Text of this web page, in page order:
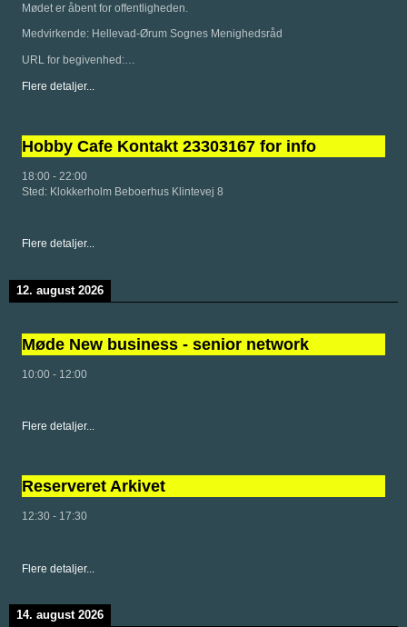
Mødet er åbent for offentligheden.
Medvirkende: Hellevad-Ørum Sognes Menighedsråd
URL for begivenhed:…
Flere detaljer...
Hobby Cafe Kontakt 23303167 for info
18:00 - 22:00
Sted: Klokkerholm Beboerhus Klintevej 8
Flere detaljer...
12. august 2026
Møde New business - senior network
10:00 - 12:00
Flere detaljer...
Reserveret Arkivet
12:30 - 17:30
Flere detaljer...
14. august 2026